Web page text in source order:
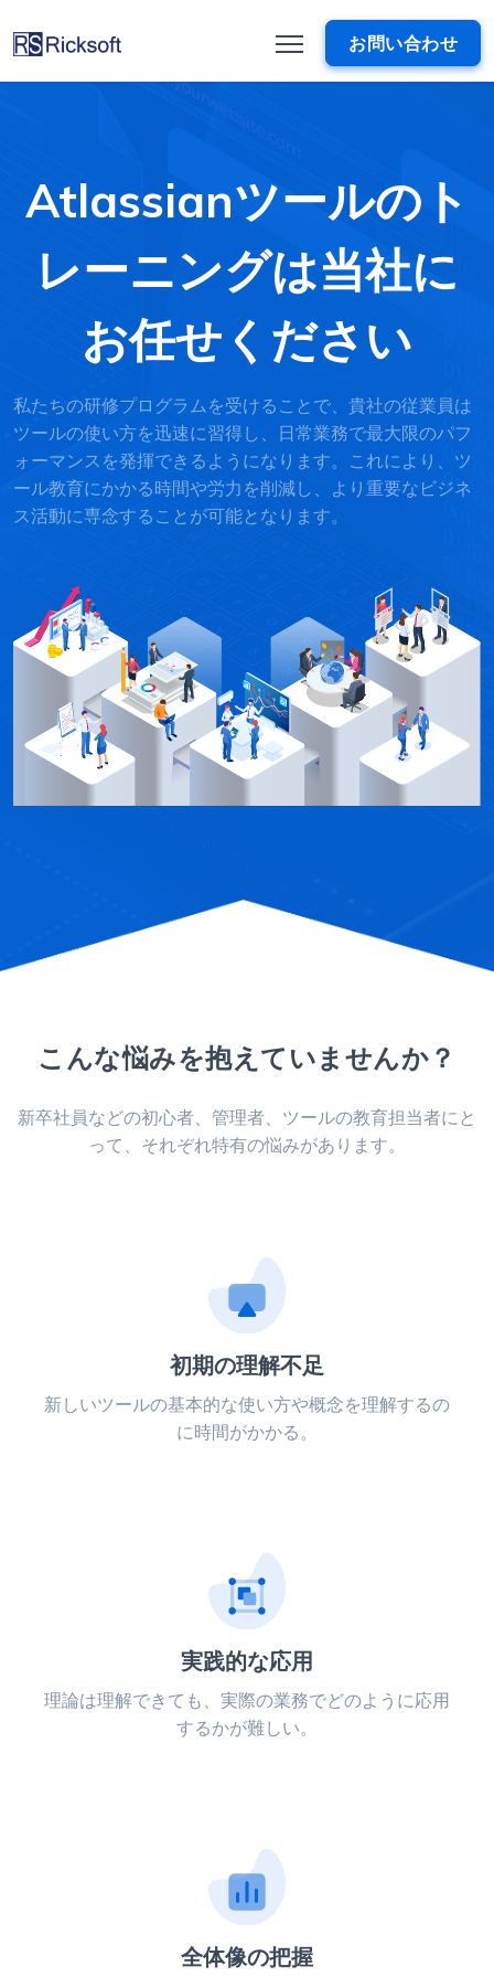
お問い合わせ
Atlassianツールのト
レーニングは当社に
お任せください
私たちの研修プログラムを受けることで、貴社の従業員は
ツールの使い方を迅速に習得し、日常業務で最大限のパフ
ォーマンスを発揮できるようになります。これにより、ツ
ール教育にかかる時間や労力を削減し、より重要なビジネ
ス活動に専念することが可能となります。
こんな悩みを抱えていませんか？
新卒社員などの初心者、管理者、ツールの教育担当者にと
って、それぞれ特有の悩みがあります。
初期の理解不足
新しいツールの基本的な使い方や概念を理解するの
に時間がかかる。
実践的な応用
理論は理解できても、実際の業務でどのように応用
するかが難しい。
全体像の把握